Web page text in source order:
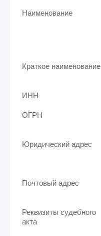
Наименование
Краткое наименование
ИНН
ОГРН
Юридический адрес
Почтовый адрес
Реквизиты судебного
акта